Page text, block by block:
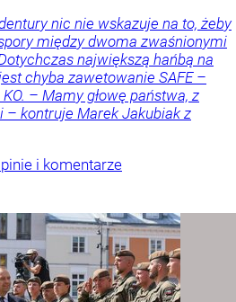
nic nie wskazuje na to, żeby
między dwoma zwaśnionymi
największą hańbą na
chyba zawetowanie SAFE –
– Mamy głowę państwa, z
kontruje Marek Jakubiak z
i komentarze